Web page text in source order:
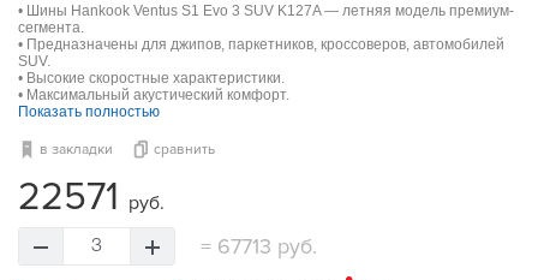
• Шины Hankook Ventus S1 Evo 3 SUV K127A — летняя модель премиум-
сегмента.
• Предназначены для джипов, паркетников, кроссоверов, автомобилей
SUV.
• Высокие скоростные характеристики.
• Максимальный акустический комфорт.
Показать полностью
в закладки сравнить
22571 руб.
3 = 67713 руб.